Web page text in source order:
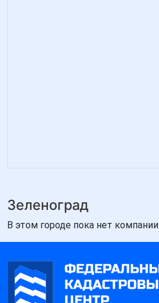
Зеленоград
В этом городе пока нет